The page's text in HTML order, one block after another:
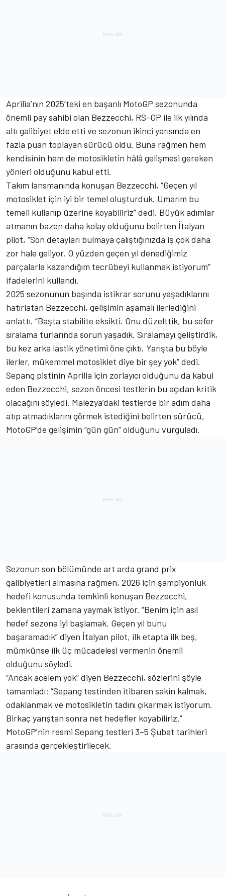
Aprilia’nın 2025’teki en başarılı MotoGP sezonunda
önemli pay sahibi olan Bezzecchi, RS-GP ile ilk yılında
altı galibiyet elde etti ve sezonun ikinci yarısında en
fazla puan toplayan sürücü oldu. Buna rağmen hem
kendisinin hem de motosikletin hâlâ gelişmesi gereken
yönleri olduğunu kabul etti.
Takım lansmanında konuşan Bezzecchi, “Geçen yıl
motosiklet için iyi bir temel oluşturduk. Umarım bu
temeli kullanıp üzerine koyabiliriz” dedi. Büyük adımlar
atmanın bazen daha kolay olduğunu belirten İtalyan
pilot, “Son detayları bulmaya çalıştığınızda iş çok daha
zor hale geliyor. O yüzden geçen yıl denediğimiz
parçalarla kazandığım tecrübeyi kullanmak istiyorum”
ifadelerini kullandı.
2025 sezonunun başında istikrar sorunu yaşadıklarını
hatırlatan Bezzecchi, gelişimin aşamalı ilerlediğini
anlattı. “Başta stabilite eksikti. Onu düzelttik, bu sefer
sıralama turlarında sorun yaşadık. Sıralamayı geliştirdik,
bu kez arka lastik yönetimi öne çıktı. Yarışta bu böyle
ilerler, mükemmel motosiklet diye bir şey yok” dedi.
Sepang pistinin Aprilia için zorlayıcı olduğunu da kabul
eden Bezzecchi, sezon öncesi testlerin bu açıdan kritik
olacağını söyledi. Malezya’daki testlerde bir adım daha
atıp atmadıklarını görmek istediğini belirten sürücü,
MotoGP’de gelişimin “gün gün” olduğunu vurguladı.
Sezonun son bölümünde art arda grand prix
galibiyetleri almasına rağmen, 2026 için şampiyonluk
hedefi konusunda temkinli konuşan Bezzecchi,
beklentileri zamana yaymak istiyor. “Benim için asıl
hedef sezona iyi başlamak. Geçen yıl bunu
başaramadık” diyen İtalyan pilot, ilk etapta ilk beş,
mümkünse ilk üç mücadelesi vermenin önemli
olduğunu söyledi.
“Ancak acelem yok” diyen Bezzecchi, sözlerini şöyle
tamamladı: “Sepang testinden itibaren sakin kalmak,
odaklanmak ve motosikletin tadını çıkarmak istiyorum.
Birkaç yarıştan sonra net hedefler koyabiliriz.”
MotoGP’nin resmi Sepang testleri 3–5 Şubat tarihleri
arasında gerçekleştirilecek.